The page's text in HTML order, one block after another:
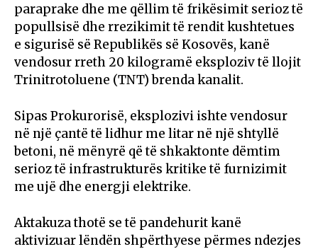
paraprake dhe me qëllim të frikësimit serioz të
popullsisë dhe rrezikimit të rendit kushtetues
e sigurisë së Republikës së Kosovës, kanë
vendosur rreth 20 kilogramë eksploziv të llojit
Trinitrotoluene (TNT) brenda kanalit.
Sipas Prokurorisë, eksplozivi ishte vendosur
në një çantë të lidhur me litar në një shtyllë
betoni, në mënyrë që të shkaktonte dëmtim
serioz të infrastrukturës kritike të furnizimit
me ujë dhe energji elektrike.
Aktakuza thotë se të pandehurit kanë
aktivizuar lëndën shpërthyese përmes ndezjes